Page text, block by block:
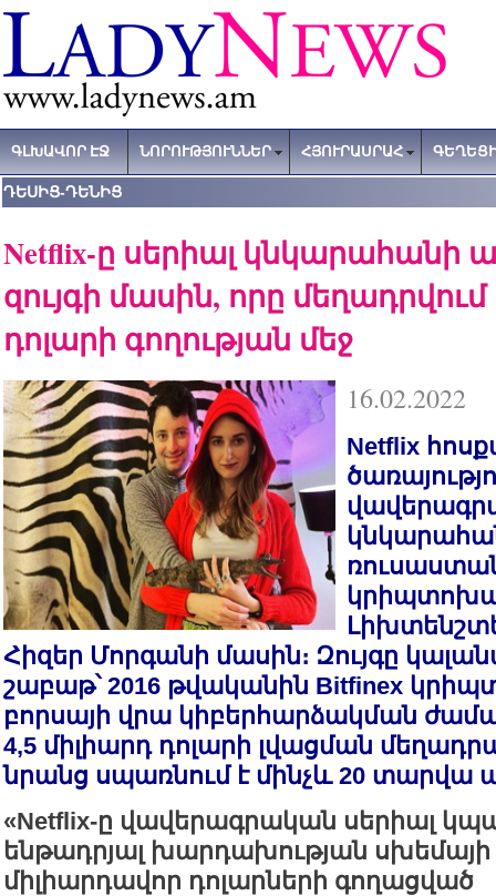
ԳԼԽԱՎՈՐ ԷՋ ՆՈՐՈՒԹՅՈՒՆՆԵՐ ՀՅՈՒՐԱՍՐԱՀ
ԴԵՍԻՑ-ԴԵՆԻՑ
Netflix-ը սերիալ կնկարահանի
զույգի մասին, որը մեղադրվում
դոլարի գողության մեջ
16.02.2022
Netflix
Հիզեր Մորգանի մասին։ Զույգը
շաբաթ՝ 2016 թվականին Bitfinex
բորսայի վրա կիբերհարձակման
4,5 միլիարդ դոլարի լվացման
նրանց սպառնում է մինչև 20 տարվա
«Netflix-ը վավերագրական սերիալ
ենթադրյալ խարդախության սխեմայի
միլիարդավոր դոլարների գողացված